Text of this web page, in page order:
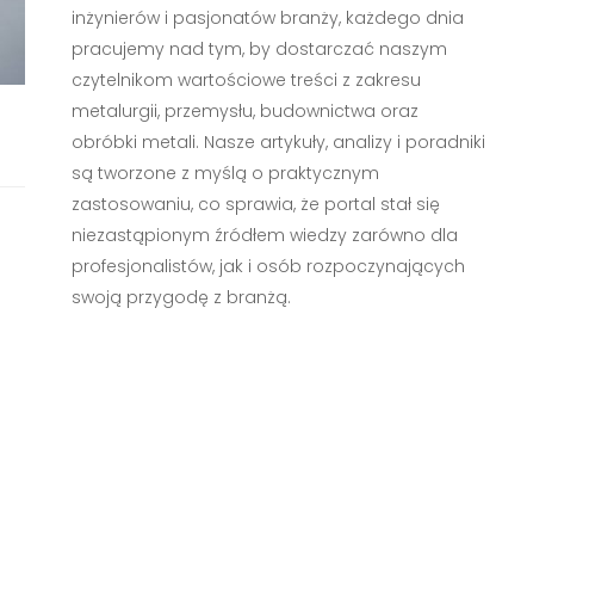
inżynierów i pasjonatów branży, każdego dnia
pracujemy nad tym, by dostarczać naszym
czytelnikom wartościowe treści z zakresu
metalurgii, przemysłu, budownictwa oraz
obróbki metali. Nasze artykuły, analizy i poradniki
są tworzone z myślą o praktycznym
zastosowaniu, co sprawia, że portal stał się
niezastąpionym źródłem wiedzy zarówno dla
profesjonalistów, jak i osób rozpoczynających
swoją przygodę z branżą.